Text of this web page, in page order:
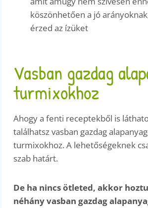
köszönhetően a jó
érzed az ízüket
Vasban gazdag
turmixokhoz
Ahogy a fenti receptekből is
találhatsz vasban gazdag
turmixokhoz. A lehetőségeknek
szab határt.
De ha nincs ötleted, akkor
néhány vasban gazdag